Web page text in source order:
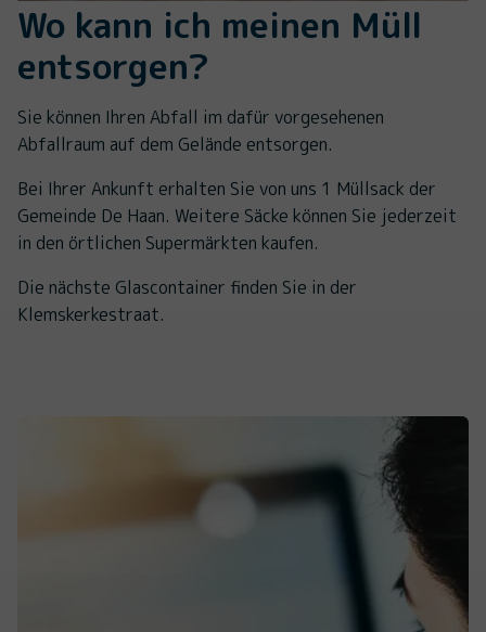
Wo kann ich meinen Müll
entsorgen?
Sie können Ihren Abfall im dafür vorgesehenen
Abfallraum auf dem Gelände entsorgen.
Bei Ihrer Ankunft erhalten Sie von uns 1 Müllsack der
Gemeinde De Haan. Weitere Säcke können Sie jederzeit
in den örtlichen Supermärkten kaufen.
Die nächste Glascontainer finden Sie in der
Klemskerkestraat.